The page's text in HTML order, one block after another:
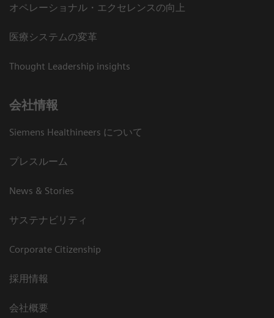
オペレーショナル・エクセレンスの向上
医療システムの変革
Thought Leadership insights
会社情報
Siemens Healthineers について
プレスルーム
News & Stories
サステナビリティ
Corporate Citizenship
採用情報
会社概要